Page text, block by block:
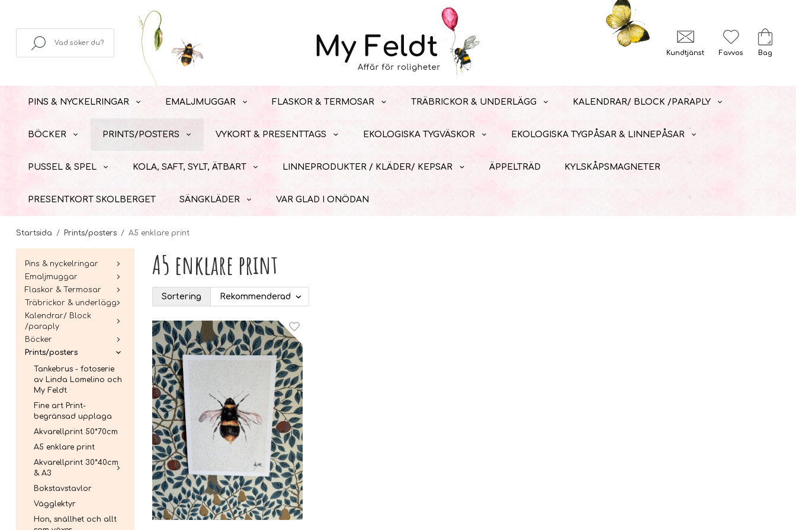
Kundtjänst Favvos Bag
PINS & NYCKELRINGAR EMALJMUGGAR FLASKOR & TERMOSAR TRÄBRICKOR & UNDERLÄGG KALENDRAR/ BLOCK /PARAPLY
BÖCKER PRINTS/POSTERS VYKORT & PRESENTTAGS EKOLOGISKA TYGVÄSKOR EKOLOGISKA TYGPÅSAR & LINNEPÅSAR
PUSSEL & SPEL KOLA, SAFT, SYLT, ÄTBART LINNEPRODUKTER / KLÄDER/ KEPSAR ÄPPELTRÄD KYLSKÅPSMAGNETER
PRESENTKORT SKOLBERGET SÄNGKLÄDER VAR GLAD I ONÖDAN
Startsida / Prints/posters / A5 enklare print
Pins & nyckelringar
Emaljmuggar
Flaskor & Termosar
Träbrickor & underlägg
Kalendrar/ Block
/paraply
Böcker
Prints/posters
Tankebrus - fotoserie
av Linda Lomelino och
My Feldt
Fine art Print-
begränsad upplaga
Akvarellprint 50*70cm
A5 enklare print
Akvarellprint 30*40cm
& A3
Bokstavstavlor
Vägglektyr
Hon, snällhet och allt
A5 enklare print
Sortering